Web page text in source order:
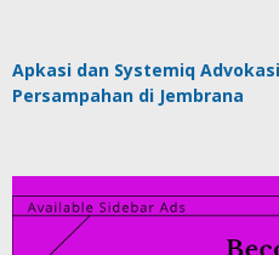
Apkasi dan Systemiq Advokasi
Persampahan di Jembrana